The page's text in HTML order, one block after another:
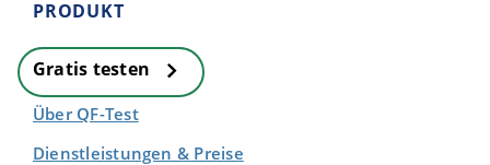
PRODUKT
Gratis testen
Über QF-Test
Dienstleistungen & Preise